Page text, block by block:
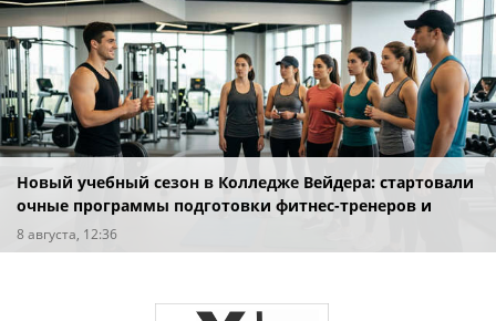
Новый учебный сезон в Колледже Вейдера: стартовали
очные программы подготовки фитнес-тренеров и
специалистов индустрии здоровья
8 августа, 12:36